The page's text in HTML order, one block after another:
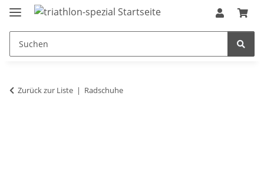
Zurück zur Liste Radschuhe